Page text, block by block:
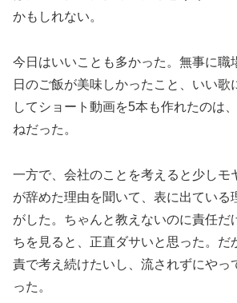
かもしれない。
今日はいいことも多かった。無事に職
日のご飯が美味しかったこと、いい歌
してショート動画を5本も作れたのは
ねだった。
一方で、会社のことを考えると少しモ
が辞めた理由を聞いて、表に出ている
がした。ちゃんと教えないのに責任だ
ちを見ると、正直ダサいと思った。だ
責で考え続けたいし、流されずにやっ
った。